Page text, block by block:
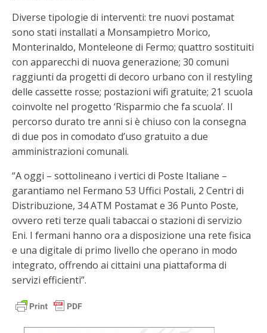
Diverse tipologie di interventi: tre nuovi postamat
sono stati installati a Monsampietro Morico,
Monterinaldo, Monteleone di Fermo; quattro sostituiti
con apparecchi di nuova generazione; 30 comuni
raggiunti da progetti di decoro urbano con il restyling
delle cassette rosse; postazioni wifi gratuite; 21 scuola
coinvolte nel progetto ‘Risparmio che fa scuola’. Il
percorso durato tre anni si è chiuso con la consegna
di due pos in comodato d’uso gratuito a due
amministrazioni comunali.
“A oggi – sottolineano i vertici di Poste Italiane –
garantiamo nel Fermano 53 Uffici Postali, 2 Centri di
Distribuzione, 34 ATM Postamat e 36 Punto Poste,
ovvero reti terze quali tabaccai o stazioni di servizio
Eni. I fermani hanno ora a disposizione una rete fisica
e una digitale di primo livello che operano in modo
integrato, offrendo ai cittaini una piattaforma di
servizi efficienti”.